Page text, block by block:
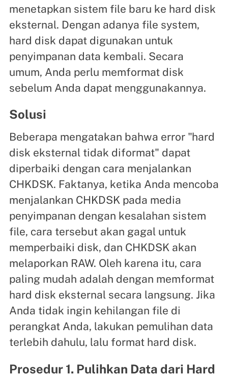
menetapkan sistem file baru ke hard disk
eksternal. Dengan adanya file system,
hard disk dapat digunakan untuk
penyimpanan data kembali. Secara
umum, Anda perlu memformat disk
sebelum Anda dapat menggunakannya.
Solusi
Beberapa mengatakan bahwa error "hard
disk eksternal tidak diformat" dapat
diperbaiki dengan cara menjalankan
CHKDSK. Faktanya, ketika Anda mencoba
menjalankan CHKDSK pada media
penyimpanan dengan kesalahan sistem
file, cara tersebut akan gagal untuk
memperbaiki disk, dan CHKDSK akan
melaporkan RAW. Oleh karena itu, cara
paling mudah adalah dengan memformat
hard disk eksternal secara langsung. Jika
Anda tidak ingin kehilangan file di
perangkat Anda, lakukan pemulihan data
terlebih dahulu, lalu format hard disk.
Prosedur 1. Pulihkan Data dari Hard